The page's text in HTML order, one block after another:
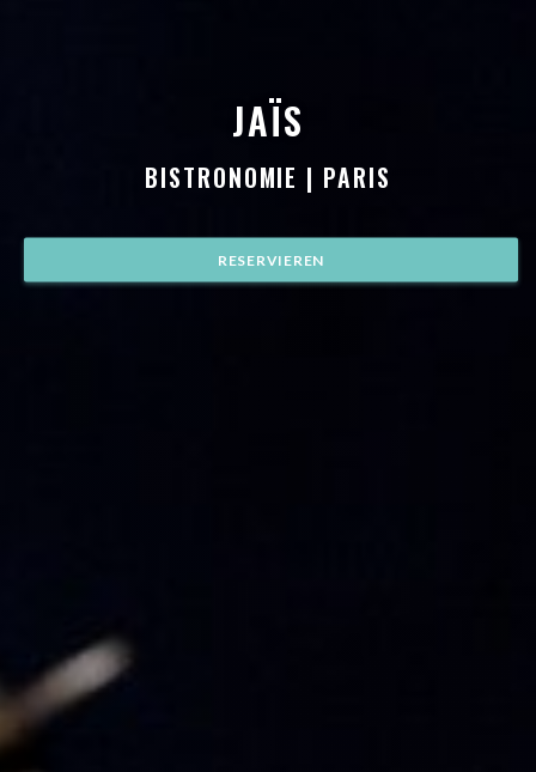
JAÏS
BISTRONOMIE | PARIS
RESERVIEREN